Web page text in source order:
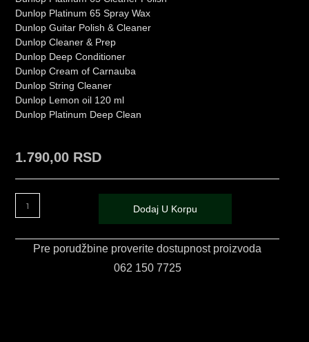
Dunlop Platinum 65 Spray Wax
Dunlop Guitar Polish & Cleaner
Dunlop Cleaner & Prep
Dunlop Deep Conditioner
Dunlop Cream of Carnauba
Dunlop String Cleaner
Dunlop Lemon oil 120 ml
Dunlop Platinum Deep Clean
1.790,00 RSD
Dodaj U Korpu
Pre porudžbine proverite dostupnost proizvoda
062 150 7725